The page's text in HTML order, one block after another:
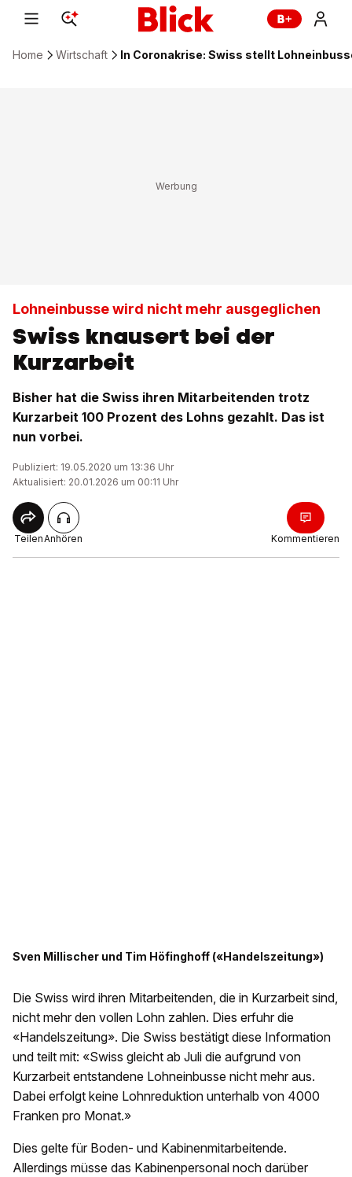
Home Wirtschaft In Coronakrise: Swiss stellt
Lohneinbusse wird nicht mehr ausgeglichen
Swiss knausert bei der
Kurzarbeit
Bisher hat die Swiss ihren Mitarbeitenden trotz
Kurzarbeit 100 Prozent des Lohns gezahlt. Das ist
nun vorbei.
Publiziert: 19.05.2020 um 13:36 Uhr
Aktualisiert: 20.01.2026 um 00:11 Uhr
TeilenAnhören Kommentieren
Sven Millischer und Tim Höfinghoff («Handelszeitung»)
Die Swiss wird ihren Mitarbeitenden, die in Kurzarbeit sind,
nicht mehr den vollen Lohn zahlen. Dies erfuhr die
«Handelszeitung». Die Swiss bestätigt diese Information
und teilt mit: «Swiss gleicht ab Juli die aufgrund von
Kurzarbeit entstandene Lohneinbusse nicht mehr aus.
Dabei erfolgt keine Lohnreduktion unterhalb von 4000
Franken pro Monat.»
Dies gelte für Boden- und Kabinenmitarbeitende.
Allerdings müsse das Kabinenpersonal noch darüber